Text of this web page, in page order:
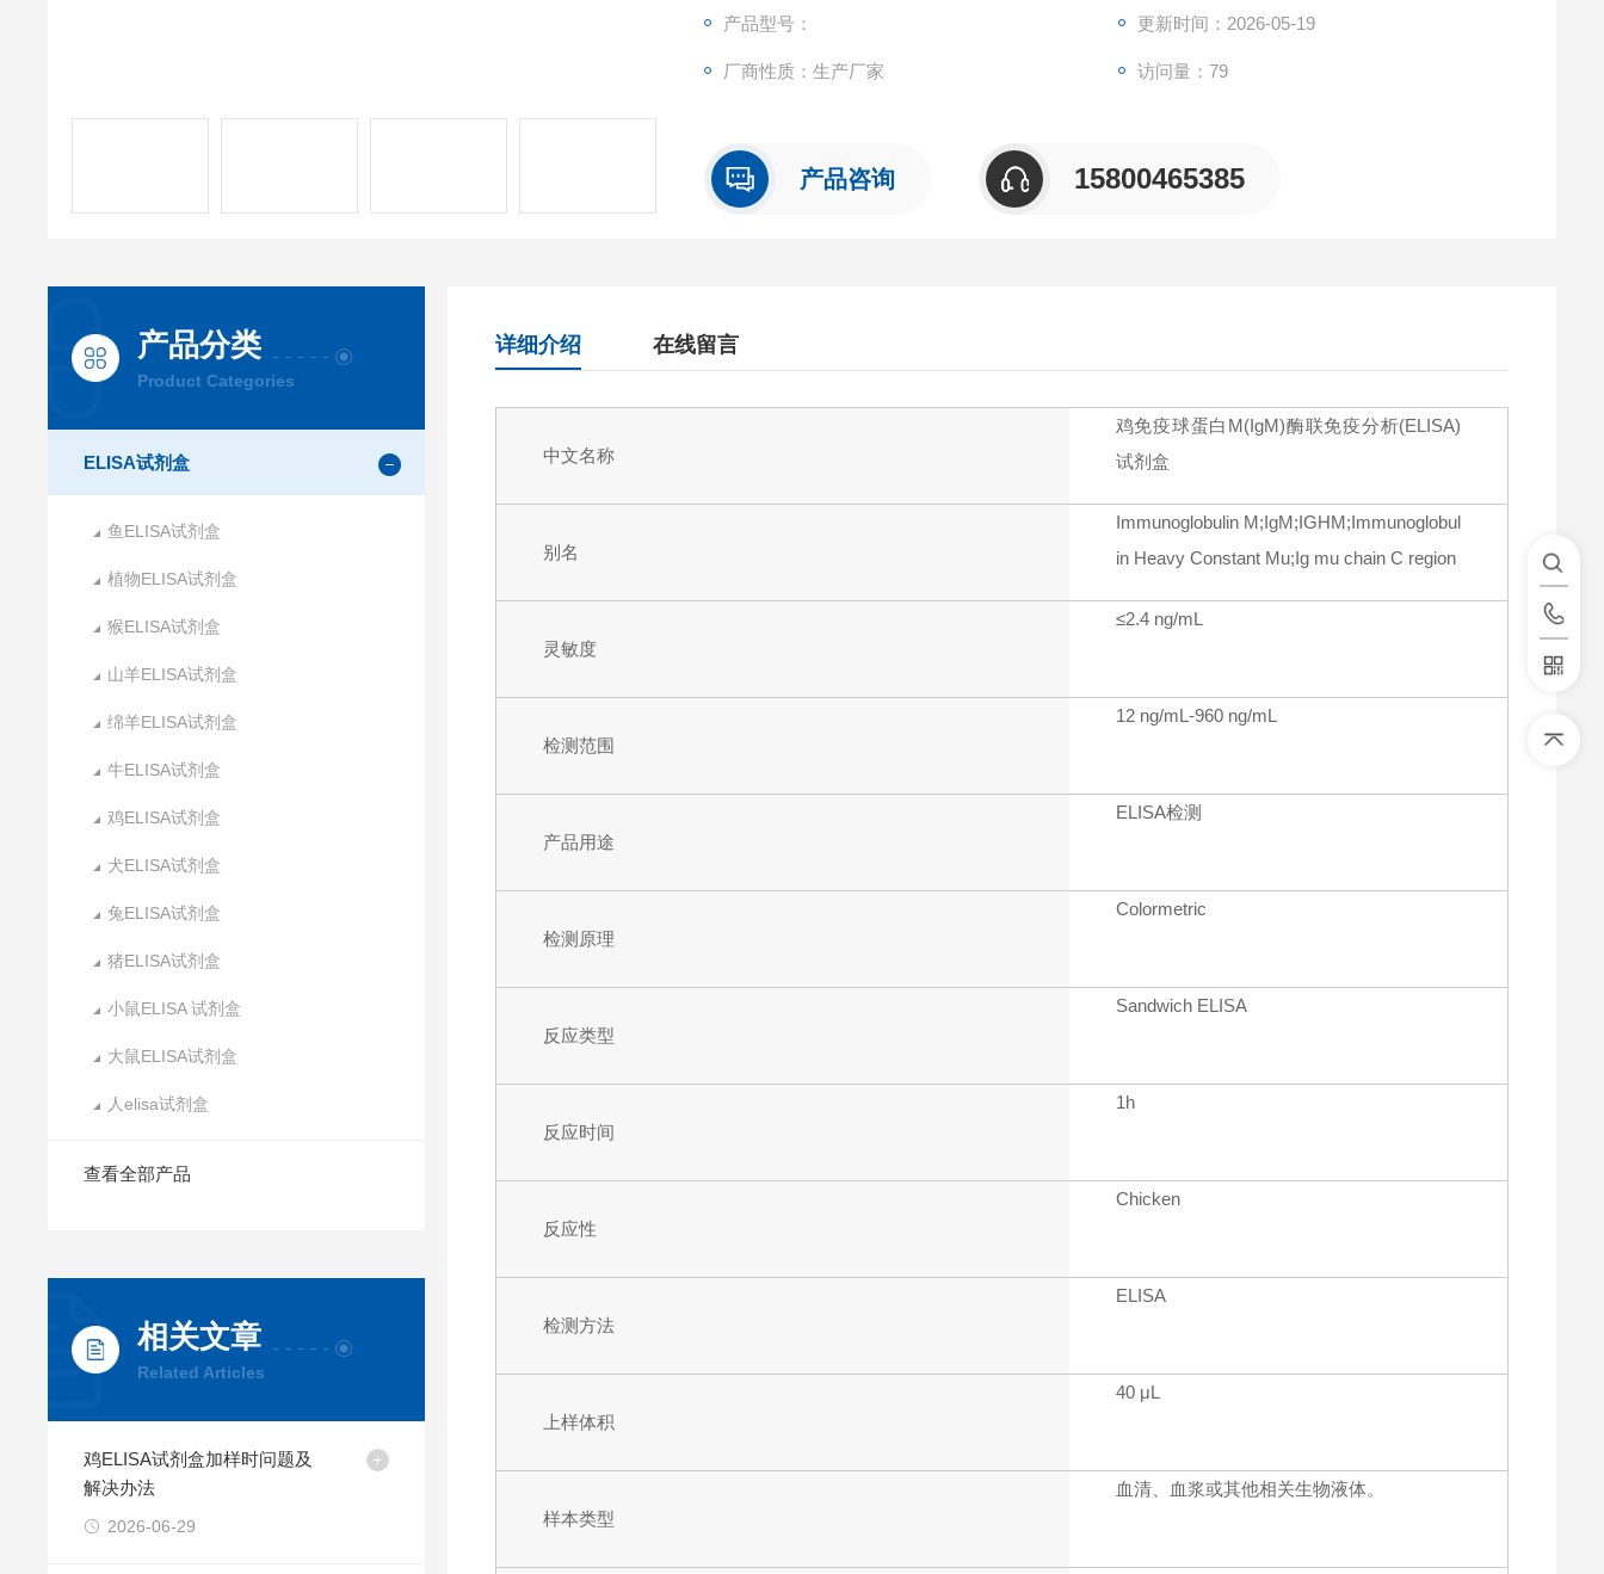
可检测样本中的：Chicken Immunoglobulin M (IgM)，且与其它相关蛋白无明显交叉反应。
批内，批间差均<10%。
产品型号： 更新时间：2026-05-19
厂商性质：生产厂家 访问量：79
产品咨询 15800465385
产品分类
Product Categories
ELISA试剂盒
鱼ELISA试剂盒
植物ELISA试剂盒
猴ELISA试剂盒
山羊ELISA试剂盒
绵羊ELISA试剂盒
牛ELISA试剂盒
鸡ELISA试剂盒
犬ELISA试剂盒
兔ELISA试剂盒
猪ELISA试剂盒
小鼠ELISA 试剂盒
大鼠ELISA试剂盒
人elisa试剂盒
查看全部产品
相关文章
Related Articles
鸡ELISA试剂盒加样时问题及
解决办法
2026-06-29
详细介绍 在线留言
中文名称
鸡免疫球蛋白M(IgM)酶联免疫分析(ELISA)
试剂盒
别名
Immunoglobulin M;IgM;IGHM;Immunoglobul
in Heavy Constant Mu;Ig mu chain C region
灵敏度
≤2.4 ng/mL
检测范围
12 ng/mL-960 ng/mL
产品用途
ELISA检测
检测原理
Colormetric
反应类型
Sandwich ELISA
反应时间
1h
反应性
Chicken
检测方法
ELISA
上样体积
40 μL
样本类型
血清、血浆或其他相关生物液体。